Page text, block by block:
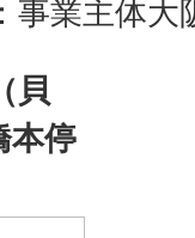
事業主体大
貝
本停